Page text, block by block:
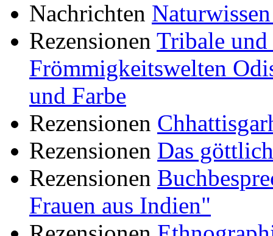
Nachrichten
Rezensionen Tribale
Frömmigkeitswelten
und Farbe
Rezensionen
Rezensionen Das
Rezensionen
Frauen aus Indien"